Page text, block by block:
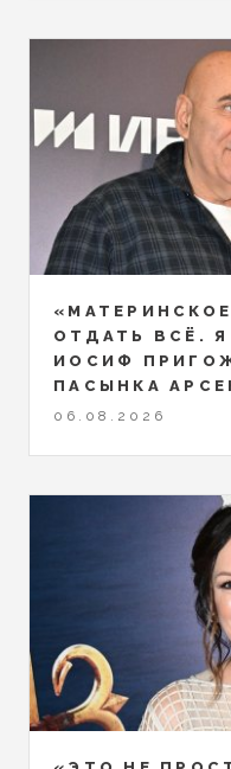
ОТДАТЬ ВСЁ.
ИОСИФ
ПАСЫНКА
06.08.2026